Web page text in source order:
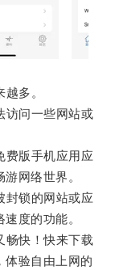
多。
问一些网站或
版手机应用应
网络世界。
锁的网站或应
度的功能。
快！快来下载
体验自由上网的